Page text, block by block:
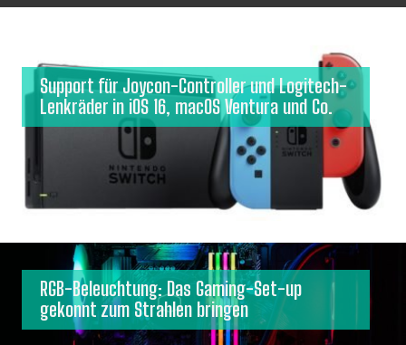
Support für Joycon-Controller und Logitech-
Lenkräder in iOS 16, macOS Ventura und Co.
RGB-Beleuchtung: Das Gaming-Set-up
gekonnt zum Strahlen bringen